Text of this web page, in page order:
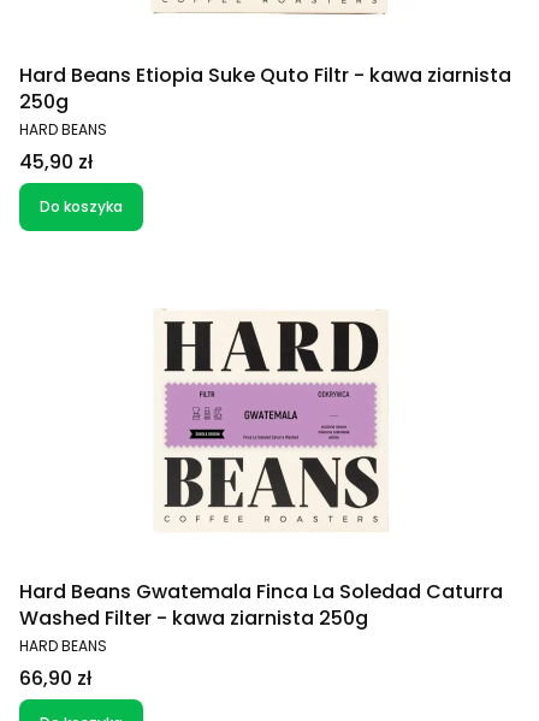
Hard Beans Etiopia Suke Quto Filtr - kawa ziarnista
250g
PRODUCENT
HARD BEANS
Cena
45,90 zł
Do koszyka
Hard Beans Gwatemala Finca La Soledad Caturra
Washed Filter - kawa ziarnista 250g
PRODUCENT
HARD BEANS
Cena
66,90 zł